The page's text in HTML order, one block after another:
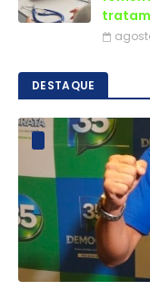
DESTAQUE